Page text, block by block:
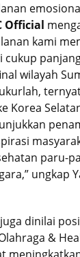
Official
kami
wilayah
Korea
paru-
ungkap
dinilai
&